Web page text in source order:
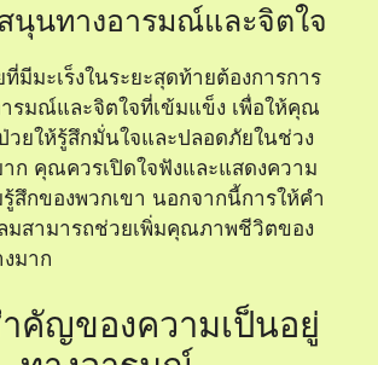
นุนทางอารมณ์และจิตใจ
มีมะเร็งในระยะสุดท้ายต้องการการ
รมณ์และจิตใจที่เข้มแข็ง เพื่อให้คุณ
วยให้รู้สึกมั่นใจและปลอดภัยในช่วง
าก คุณควรเปิดใจฟังและแสดงความ
สึกของพวกเขา นอกจากนี้การให้คำ
มสามารถช่วยเพิ่มคุณภาพชีวิตของ
มาก
คัญของความเป็นอยู่